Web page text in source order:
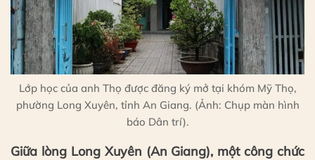
Lớp học của anh Thọ được đăng ký mở tại khóm Mỹ Thọ,
phường Long Xuyên, tỉnh An Giang. (Ảnh: Chụp màn hình
báo Dân trí).
Giữa lòng Long Xuyên (An Giang), một công chức